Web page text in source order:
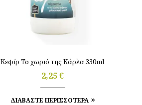
Κεφίρ Το χωριό της Κάρλα 330ml
2,25€
ΔΙΑΒΑΣΤΕ ΠΕΡΙΣΣΟΤΕΡΑ